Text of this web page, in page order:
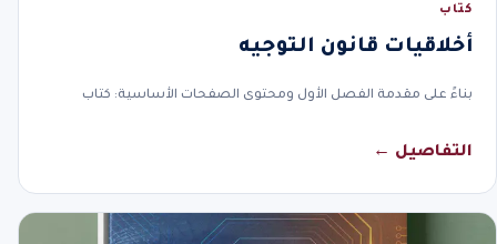
كتاب
أخلاقيات قانون التوجيه
بناءً على مقدمة الفصل الأول ومحتوى الصفحات الأساسية: كتاب
التفاصيل ←